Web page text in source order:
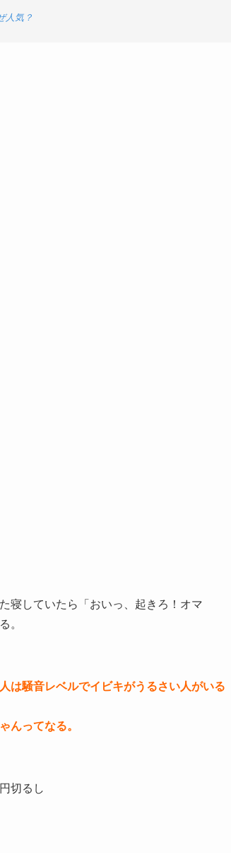
人気？
寝していたら「おいっ、起きろ！オマ
。
は騒音レベルでイビキがうるさい人がいる
んってなる。
切るし